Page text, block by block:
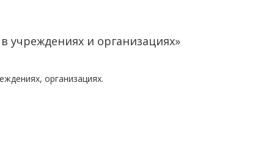
и организациях»
организациях.